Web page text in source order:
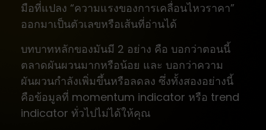
มือที่แปลง “ความแรงของการเคลื่อนไหวราคา”
ออกมาเป็นตัวเลขหรือเส้นที่อ่านได้
บทบาทหลักของมันมี 2 อย่าง คือ บอกว่าตอนนี้
ตลาดผันผวนมากหรือน้อย และ บอกว่าความ
ผันผวนกำลังเพิ่มขึ้นหรือลดลง ซึ่งทั้งสองอย่างนี้
คือข้อมูลที่ momentum indicator หรือ trend
indicator ทั่วไปไม่ได้ให้คุณ